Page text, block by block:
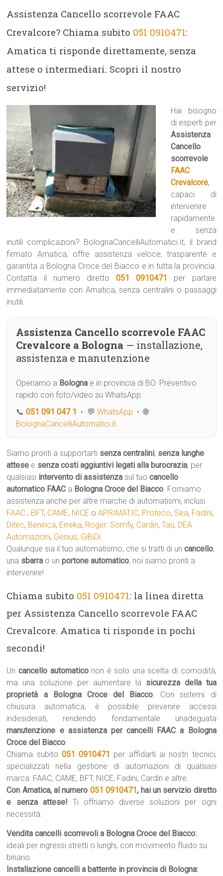
Assistenza Cancello scorrevole FAAC
Crevalcore? Chiama subito 051 0910471:
Amatica ti risponde direttamente, senza
attese o intermediari. Scopri il nostro
servizio!
Hai bisogno
di esperti per
Assistenza
Cancello
scorrevole
FAAC
Crevalcore,
capaci di
intervenire
rapidamente
e senza
inutili complicazioni? BolognaCancelliAutomatici.it, il brand
firmato Amatica, offre assistenza veloce, trasparente e
garantita a Bologna Croce del Biacco e in tutta la provincia.
Contatta il numero diretto051 0910471
per parlare
immediatamente con Amatica, senza centralini o passaggi
inutili.
Assistenza Cancello scorrevole FAAC
Crevalcore a Bologna — installazione,
assistenza e manutenzione
Operiamo a Bologna e in provincia di BO. Preventivo
rapido con foto/video su WhatsApp.
📞051 091 047 1 • 💬WhatsApp • 🌐
BolognaCancelliAutomatici.it
Siamo pronti a supportarti senza centralini, senza lunghe
attese e senza costi aggiuntivi legati alla burocrazia, per
qualsiasi intervento di assistenza sul tuocancello
automatico FAAC a Bologna Croce del Biacco. Forniamo
assistenza anche per altre marche di automatismi, inclusi
FAAC , BFT, CAME, NICE oAPRIMATIC, Proteco, Sea, Fadini,
Ditec, Beninca, Erreka, Roger. Somfy, Cardin,Tau, DEA
Automazioni, Genius, GiBiDi.
Qualunque sia il tuo automatismo, che si tratti di uncancello,
una sbarra o unportone automatico, noi siamo pronti a
intervenire!
Chiama subito 051 0910471: la linea diretta
per Assistenza Cancello scorrevole FAAC
Crevalcore. Amatica ti risponde in pochi
secondi!
Uncancello automaticonon è solo una scelta di comodità,
ma una soluzione per aumentare la sicurezza della tua
proprietà a Bologna Croce del Biacco. Con sistemi di
chiusura automatica, è possibile prevenire accessi
indesiderati, rendendo fondamentale unadeguata
manutenzione e assistenza per cancelli FAAC a Bologna
Croce del Biacco.
Chiama subito 051 0910471 per affidarti ai nostri tecnici,
specializzati nella gestione di automazioni di qualsiasi
marca: FAAC, CAME, BFT, NICE, Fadini, Cardin e altre.
Con Amatica, al numero 051 0910471, hai un servizio diretto
e senza attese! Ti offriamo diverse soluzioni per ogni
necessità:
Vendita cancelli scorrevoli a Bologna Croce del Biacco:
ideali per ingressi stretti o lunghi, con movimento fluido su
binario.
Installazione cancelli a battente in provincia di Bologna: